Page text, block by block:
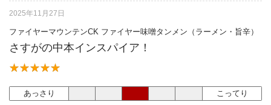
2025年11月27日
ファイヤーマウンテンCK ファイヤー味噌タンメン（ラーメン・旨辛）
さすがの中本インスパイア！
あっさり こってり